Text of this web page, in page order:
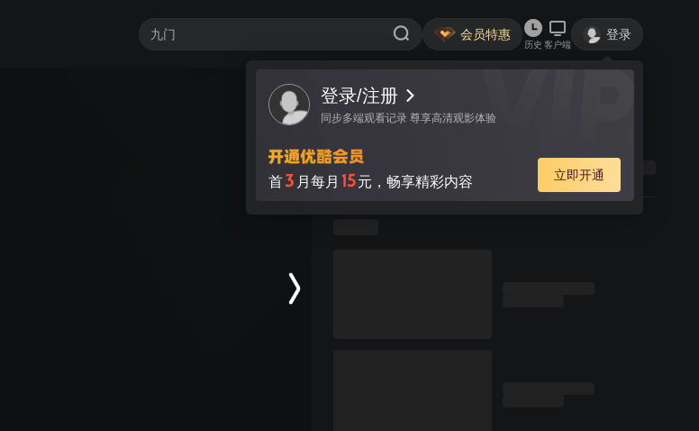
会员特惠
历史 客户端
登录
登录/注册
同步多端观看记录 尊享高清观影体验
首3 月每月 15元，畅享精彩内容 立即开通